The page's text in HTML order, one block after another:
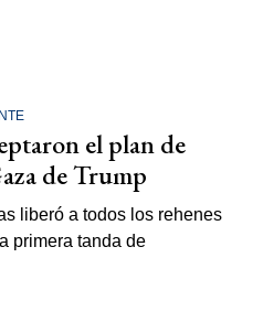
el plan de
de Trump